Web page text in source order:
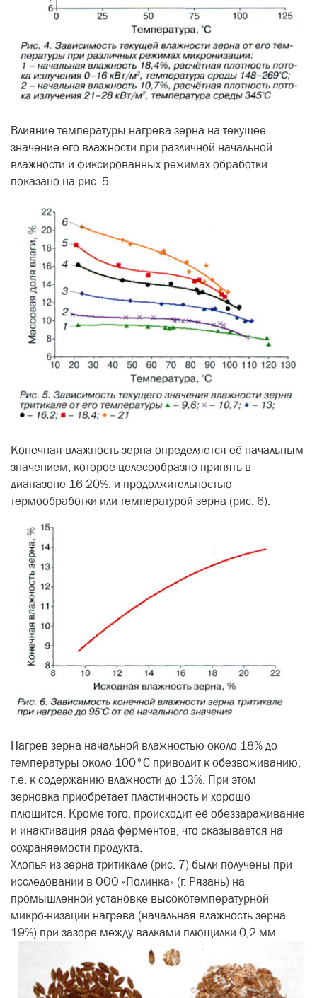
Влияние температуры нагрева зерна на текущее
значение его влажности при различной начальной
влажности и фиксированных режимах обработки
показано на рис. 5.
Конечная влажность зерна определяется её начальным
значением, которое целесообразно принять в
диапазоне 16-20%, и продолжительностью
термообработки или температурой зерна (рис. 6).
Нагрев зерна начальной влажностью около 18% до
температуры около 100°С приводит к обезвоживанию,
т.е. к содержанию влажности до 13%. При этом
зерновка приобретает пластичность и хорошо
плющится. Кроме того, происходит её обеззараживание
и инактивация ряда ферментов, что сказывается на
сохраняемости продукта.
Хлопья из зерна тритикале (рис. 7) были получены при
исследовании в ООО «Полинка» (г. Рязань) на
промышленной установке высокотемпературной
микро-низации нагрева (начальная влажность зерна
19%) при зазоре между валками плющилки 0,2 мм.